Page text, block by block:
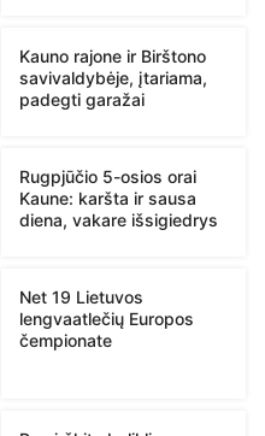
Kauno rajone ir Birštono
savivaldybėje, įtariama,
padegti garažai
Rugpjūčio 5-osios orai
Kaune: karšta ir sausa
diena, vakare išsigiedrys
Net 19 Lietuvos
lengvaatlečių Europos
čempionate